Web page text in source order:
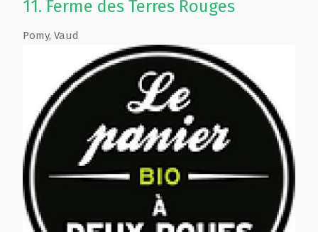
11. Ferme des Terres Rouges
Pomy, Vaud